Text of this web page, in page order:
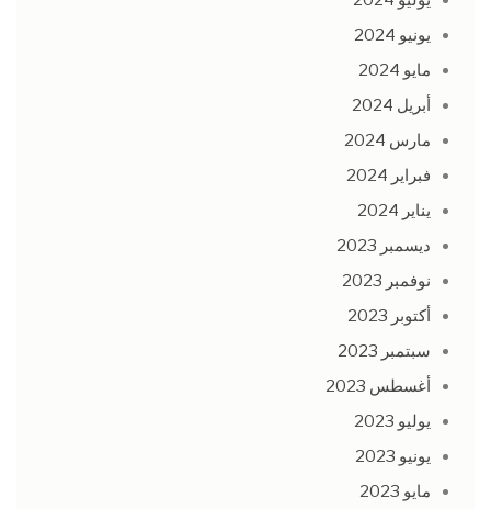
يونيو 2024
مايو 2024
أبريل 2024
مارس 2024
فبراير 2024
يناير 2024
ديسمبر 2023
نوفمبر 2023
أكتوبر 2023
سبتمبر 2023
أغسطس 2023
يوليو 2023
يونيو 2023
مايو 2023